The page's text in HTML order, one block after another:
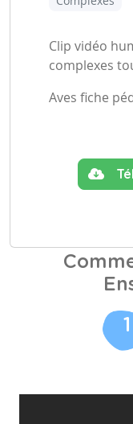
Clip vidéo
complexes
Aves fiche
1